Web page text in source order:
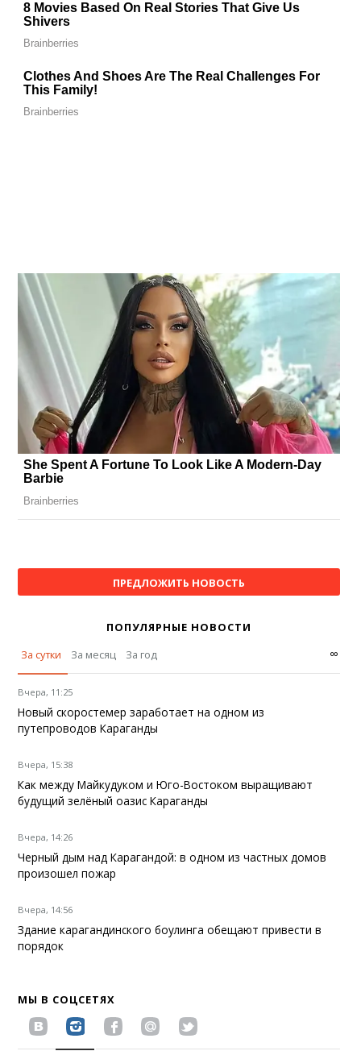
ПРЕДЛОЖИТЬ НОВОСТЬ
ПОПУЛЯРНЫЕ НОВОСТИ
За сутки
За месяц За год ∞
Вчера, 11:25
Новый скоростемер заработает на одном из
путепроводов Караганды
Вчера, 15:38
Как между Майкудуком и Юго-Востоком выращивают
будущий зелёный оазис Караганды
Вчера, 14:26
Черный дым над Карагандой: в одном из частных домов
произошел пожар
Вчера, 14:56
Здание карагандинского боулинга обещают привести в
порядок
МЫ В СОЦСЕТЯХ